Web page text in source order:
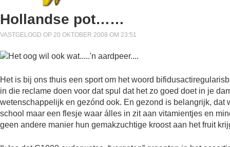
Hollandse pot……
VASTGELOGD OP 20 OKTOBER 2008 OM 23:51
Het is bij ons thuis een sport om het woord
in die reclame doen voor dat spul dat het zo goed doet in je
wetenschappelijk en gezónd ook. En gezond is belangrijk,
school maar een flesje waar álles in zit aan vitamientjes en
geen andere manier hun gemakzuchtige kroost aan het fruit